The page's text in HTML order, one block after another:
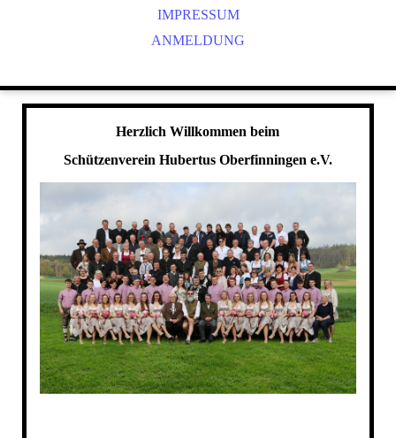
IMPRESSUM
ANMELDUNG
Herzlich Willkommen beim
Schützenverein Hubertus Oberfinningen e.V.